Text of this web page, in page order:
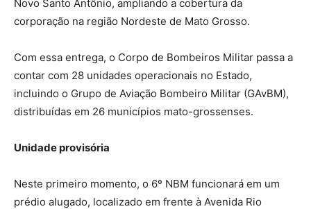
Novo Santo Antônio, ampliando a cobertura da
corporação na região Nordeste de Mato Grosso.
Com essa entrega, o Corpo de Bombeiros Militar passa a
contar com 28 unidades operacionais no Estado,
incluindo o Grupo de Aviação Bombeiro Militar (GAvBM),
distribuídas em 26 municípios mato-grossenses.
Unidade provisória
Neste primeiro momento, o 6º NBM funcionará em um
prédio alugado, localizado em frente à Avenida Rio